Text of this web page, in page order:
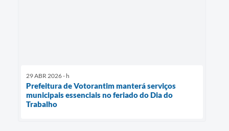
29 ABR 2026 - h
Prefeitura de Votorantim manterá serviços
municipais essenciais no feriado do Dia do
Trabalho